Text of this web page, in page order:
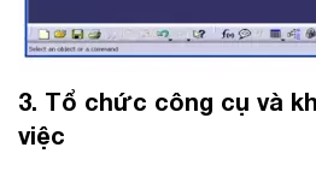
3. Tổ chức công cụ và
việc